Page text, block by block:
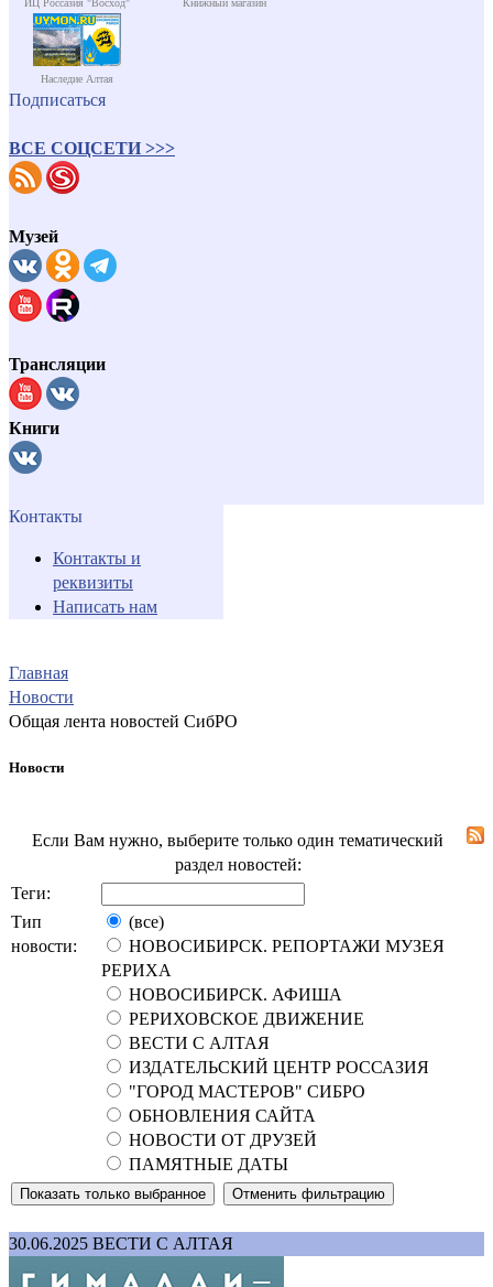
Наследие Алтая
Подписаться
ВСЕ СОЦСЕТИ >>>
Музей
Трансляции
Книги
Контакты
Контакты и
реквизиты
Написать нам
Главная
Новости
Общая лента новостей СибРО
Новости
Если Вам нужно, выберите только один тематический
раздел новостей:
Теги:
Тип
новости:
(все)
НОВОСИБИРСК. РЕПОРТАЖИ МУЗЕЯ
РЕРИХА
НОВОСИБИРСК. АФИША
РЕРИХОВСКОЕ ДВИЖЕНИЕ
ВЕСТИ С АЛТАЯ
ИЗДАТЕЛЬСКИЙ ЦЕНТР РОССАЗИЯ
"ГОРОД МАСТЕРОВ" СИБРО
ОБНОВЛЕНИЯ САЙТА
НОВОСТИ ОТ ДРУЗЕЙ
ПАМЯТНЫЕ ДАТЫ
30.06.2025 ВЕСТИ С АЛТАЯ